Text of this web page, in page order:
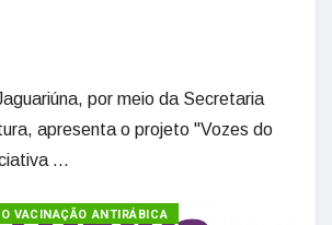
por meio da Secretaria
apresenta o projeto "Vozes do
...
VACINAÇÃO ANTIRÁBICA